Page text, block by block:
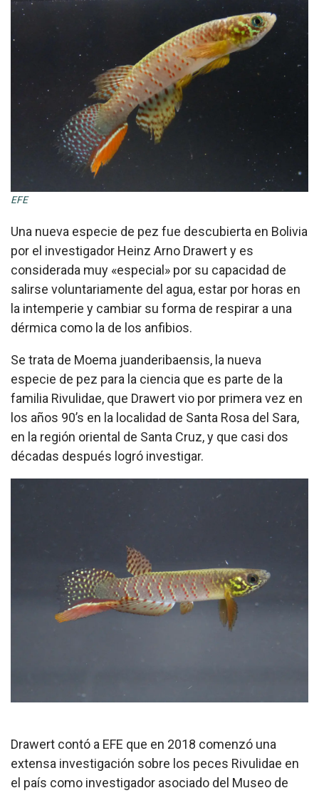
EFE
Una nueva especie de pez fue descubierta en Bolivia
por el investigador Heinz Arno Drawert y es
considerada muy «especial» por su capacidad de
salirse voluntariamente del agua, estar por horas en
la intemperie y cambiar su forma de respirar a una
dérmica como la de los anfibios.
Se trata de Moema juanderibaensis, la nueva
especie de pez para la ciencia que es parte de la
familia Rivulidae, que Drawert vio por primera vez en
los años 90’s en la localidad de Santa Rosa del Sara,
en la región oriental de Santa Cruz, y que casi dos
décadas después logró investigar.
Drawert contó a EFE que en 2018 comenzó una
extensa investigación sobre los peces Rivulidae en
el país como investigador asociado del Museo de